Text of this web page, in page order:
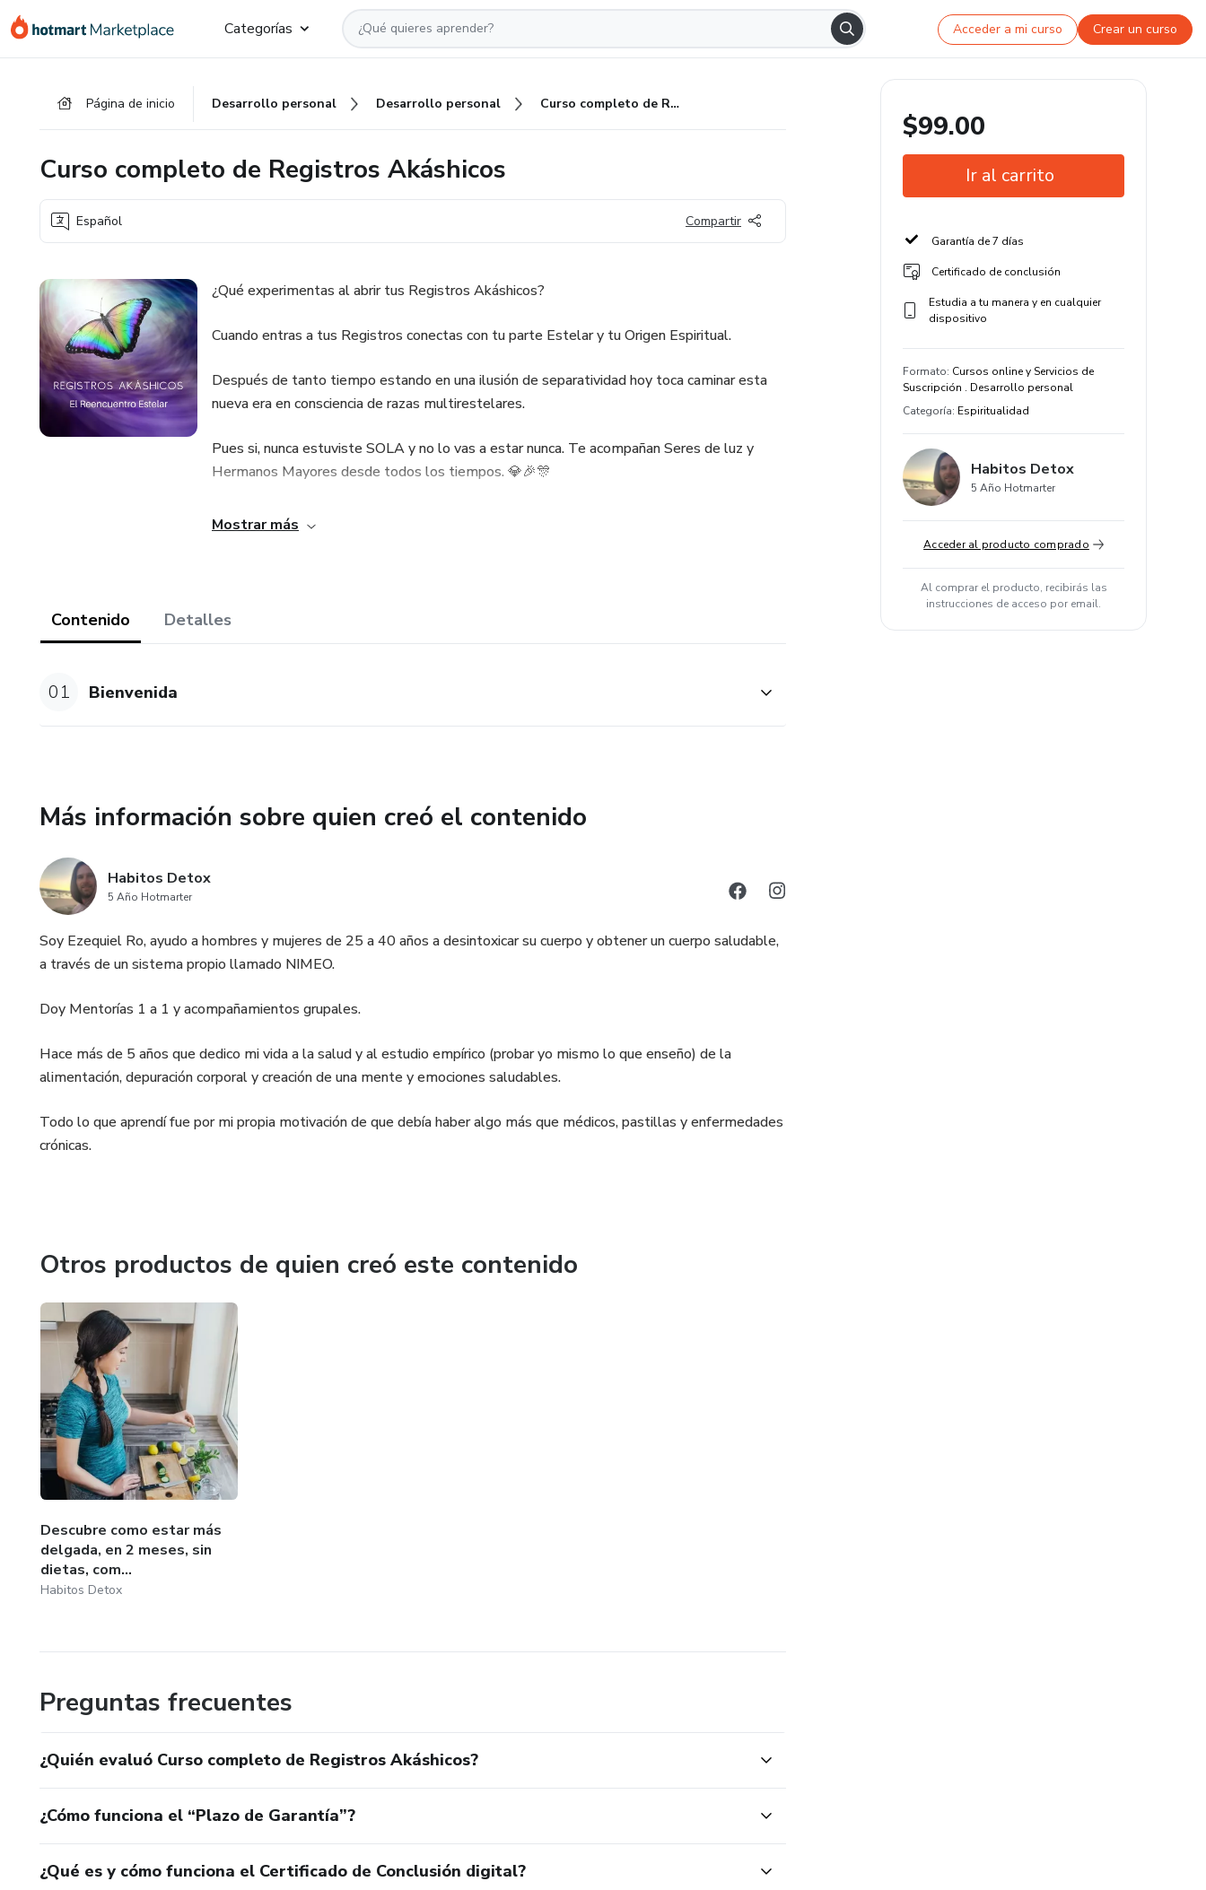
Categorías Acceder a mi curso Crear un curso
Página de inicio Desarrollo personal Desarrollo personal Curso completo de Registros Akáshicos
Curso completo de Registros Akáshicos
Español Compartir
¿Qué experimentas al abrir tus Registros Akáshicos?
Cuando entras a tus Registros conectas con tu parte Estelar y tu Origen Espiritual.
Después de tanto tiempo estando en una ilusión de separatividad hoy toca caminar esta
nueva era en consciencia de razas multirestelares.
Pues si, nunca estuviste SOLA y no lo vas a estar nunca. Te acompañan Seres de luz y
Hermanos Mayores desde todos los tiempos. 💎🎉🎊
Y hoy es tiempo de abrir tu comunicación y entrelazar estos vinculos para trabajar en
Solo debes abrirte y permitir que ingresen a tu vida de forma más consciente.
En este curso aprenderás a:
.A reconocer los mensajes de tus guías;
.A conocer y aplicar el funcionamiento de los chakras;
.A conectar con tu Yo Superior o Ser Espiritual;
Mostrar más
Contenido Detalles
01 Bienvenida
Más información sobre quien creó el contenido
Habitos Detox
5 Año Hotmarter
Soy Ezequiel Ro, ayudo a hombres y mujeres de 25 a 40 años a desintoxicar su cuerpo y obtener un cuerpo saludable,
a través de un sistema propio llamado NIMEO.
Doy Mentorías 1 a 1 y acompañamientos grupales.
Hace más de 5 años que dedico mi vida a la salud y al estudio empírico (probar yo mismo lo que enseño) de la
alimentación, depuración corporal y creación de una mente y emociones saludables.
Todo lo que aprendí fue por mi propia motivación de que debía haber algo más que médicos, pastillas y enfermedades
crónicas.
Otros productos de quien creó este contenido
Descubre como estar más
delgada, en 2 meses, sin
dietas, com...
Habitos Detox
Preguntas frecuentes
¿Quién evaluó Curso completo de Registros Akáshicos?
¿Cómo funciona el “Plazo de Garantía”?
¿Qué es y cómo funciona el Certificado de Conclusión digital?
$99.00
Ir al carrito
Garantía de 7 días
Certificado de conclusión
Estudia a tu manera y en cualquier
dispositivo
Formato: Cursos online y Servicios de
Suscripción . Desarrollo personal
Categoría: Espiritualidad
Habitos Detox
5 Año Hotmarter
Acceder al producto comprado
Al comprar el producto, recibirás las
instrucciones de acceso por email.